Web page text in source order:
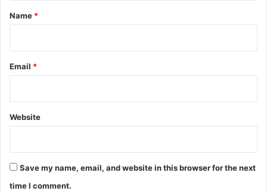
*
Name *
Email *
Website
Save my name, email, and website in this browser for the next
time I comment.